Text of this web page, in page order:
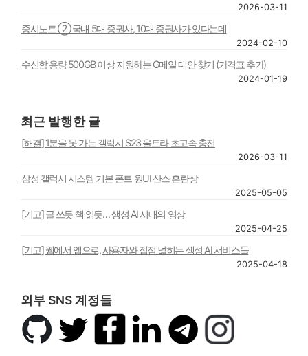
2026-03-11
증시노트 ② 국내 5대 증권사, 10대 증권사가 있다는데
2024-02-10
수신함 용량 500GB 이상 지원하는 G메일 대안 찾기 (가격표 추가)
2024-01-19
최근 발행한 글
[해결] 1분을 못 가는 갤럭시 S23 울트라 초고속 충전
2026-03-11
삼성 갤럭시 시스템 기본 폰트 원UI 산스 혼란상
2025-05-05
[기고] 글 쓰듯 책 읽듯… 생성 AI 시대의 영상
2025-04-25
[기고] 웹에서 앱으로, 사용자와 접점 넓히는 생성 AI 서비스들
2025-04-18
외부 SNS 계정들
깃
허
트
위
페
링
텔
레
인
스